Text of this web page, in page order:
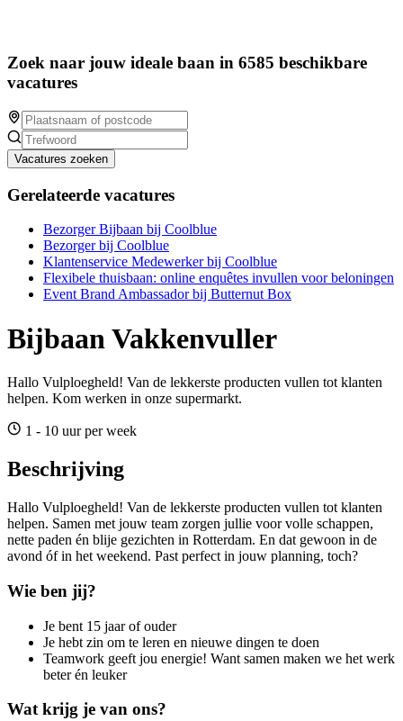
Zoek naar jouw ideale baan in 6585 beschikbare
vacatures
Vacatures zoeken
Gerelateerde vacatures
Bezorger Bijbaan bij Coolblue
Bezorger bij Coolblue
Klantenservice Medewerker bij Coolblue
Flexibele thuisbaan: online enquêtes invullen voor beloningen
Event Brand Ambassador bij Butternut Box
Bijbaan Vakkenvuller
Hallo Vulploegheld! Van de lekkerste producten vullen tot klanten
helpen. Kom werken in onze supermarkt.
1 - 10 uur per week
Beschrijving
Hallo Vulploegheld! Van de lekkerste producten vullen tot klanten
helpen. Samen met jouw team zorgen jullie voor volle schappen,
nette paden én blije gezichten in Rotterdam. En dat gewoon in de
avond óf in het weekend. Past perfect in jouw planning, toch?
Wie ben jij?
Je bent 15 jaar of ouder
Je hebt zin om te leren en nieuwe dingen te doen
Teamwork geeft jou energie! Want samen maken we het werk
beter én leuker
Wat krijg je van ons?